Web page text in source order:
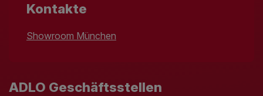
Kontakte
Showroom München
ADLO Geschäftsstellen